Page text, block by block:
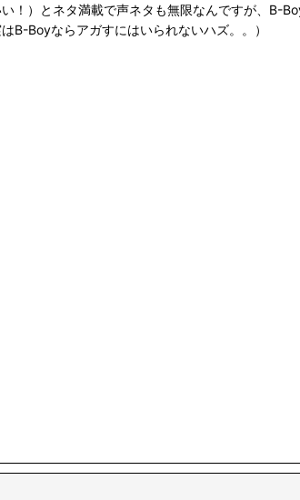
！）とネタ満載で声ネタも無限なんですが、
B-Boyならアガすにはいられないハズ。。）